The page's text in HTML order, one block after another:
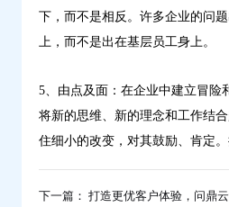
下，而不是相反。许多企业的问
上，而不是出在基层员工身上。
5、由点及面：在企业中建立冒险
将新的思维、新的理念和工作结
住细小的改变，对其鼓励、肯定。
下一篇： 打造更优客户体验，问鼎